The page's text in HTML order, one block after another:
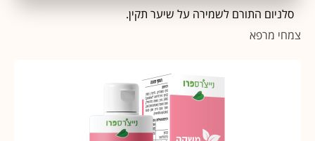
סלניום התורם לשמירה על שיער תקין.
צמחי מרפא